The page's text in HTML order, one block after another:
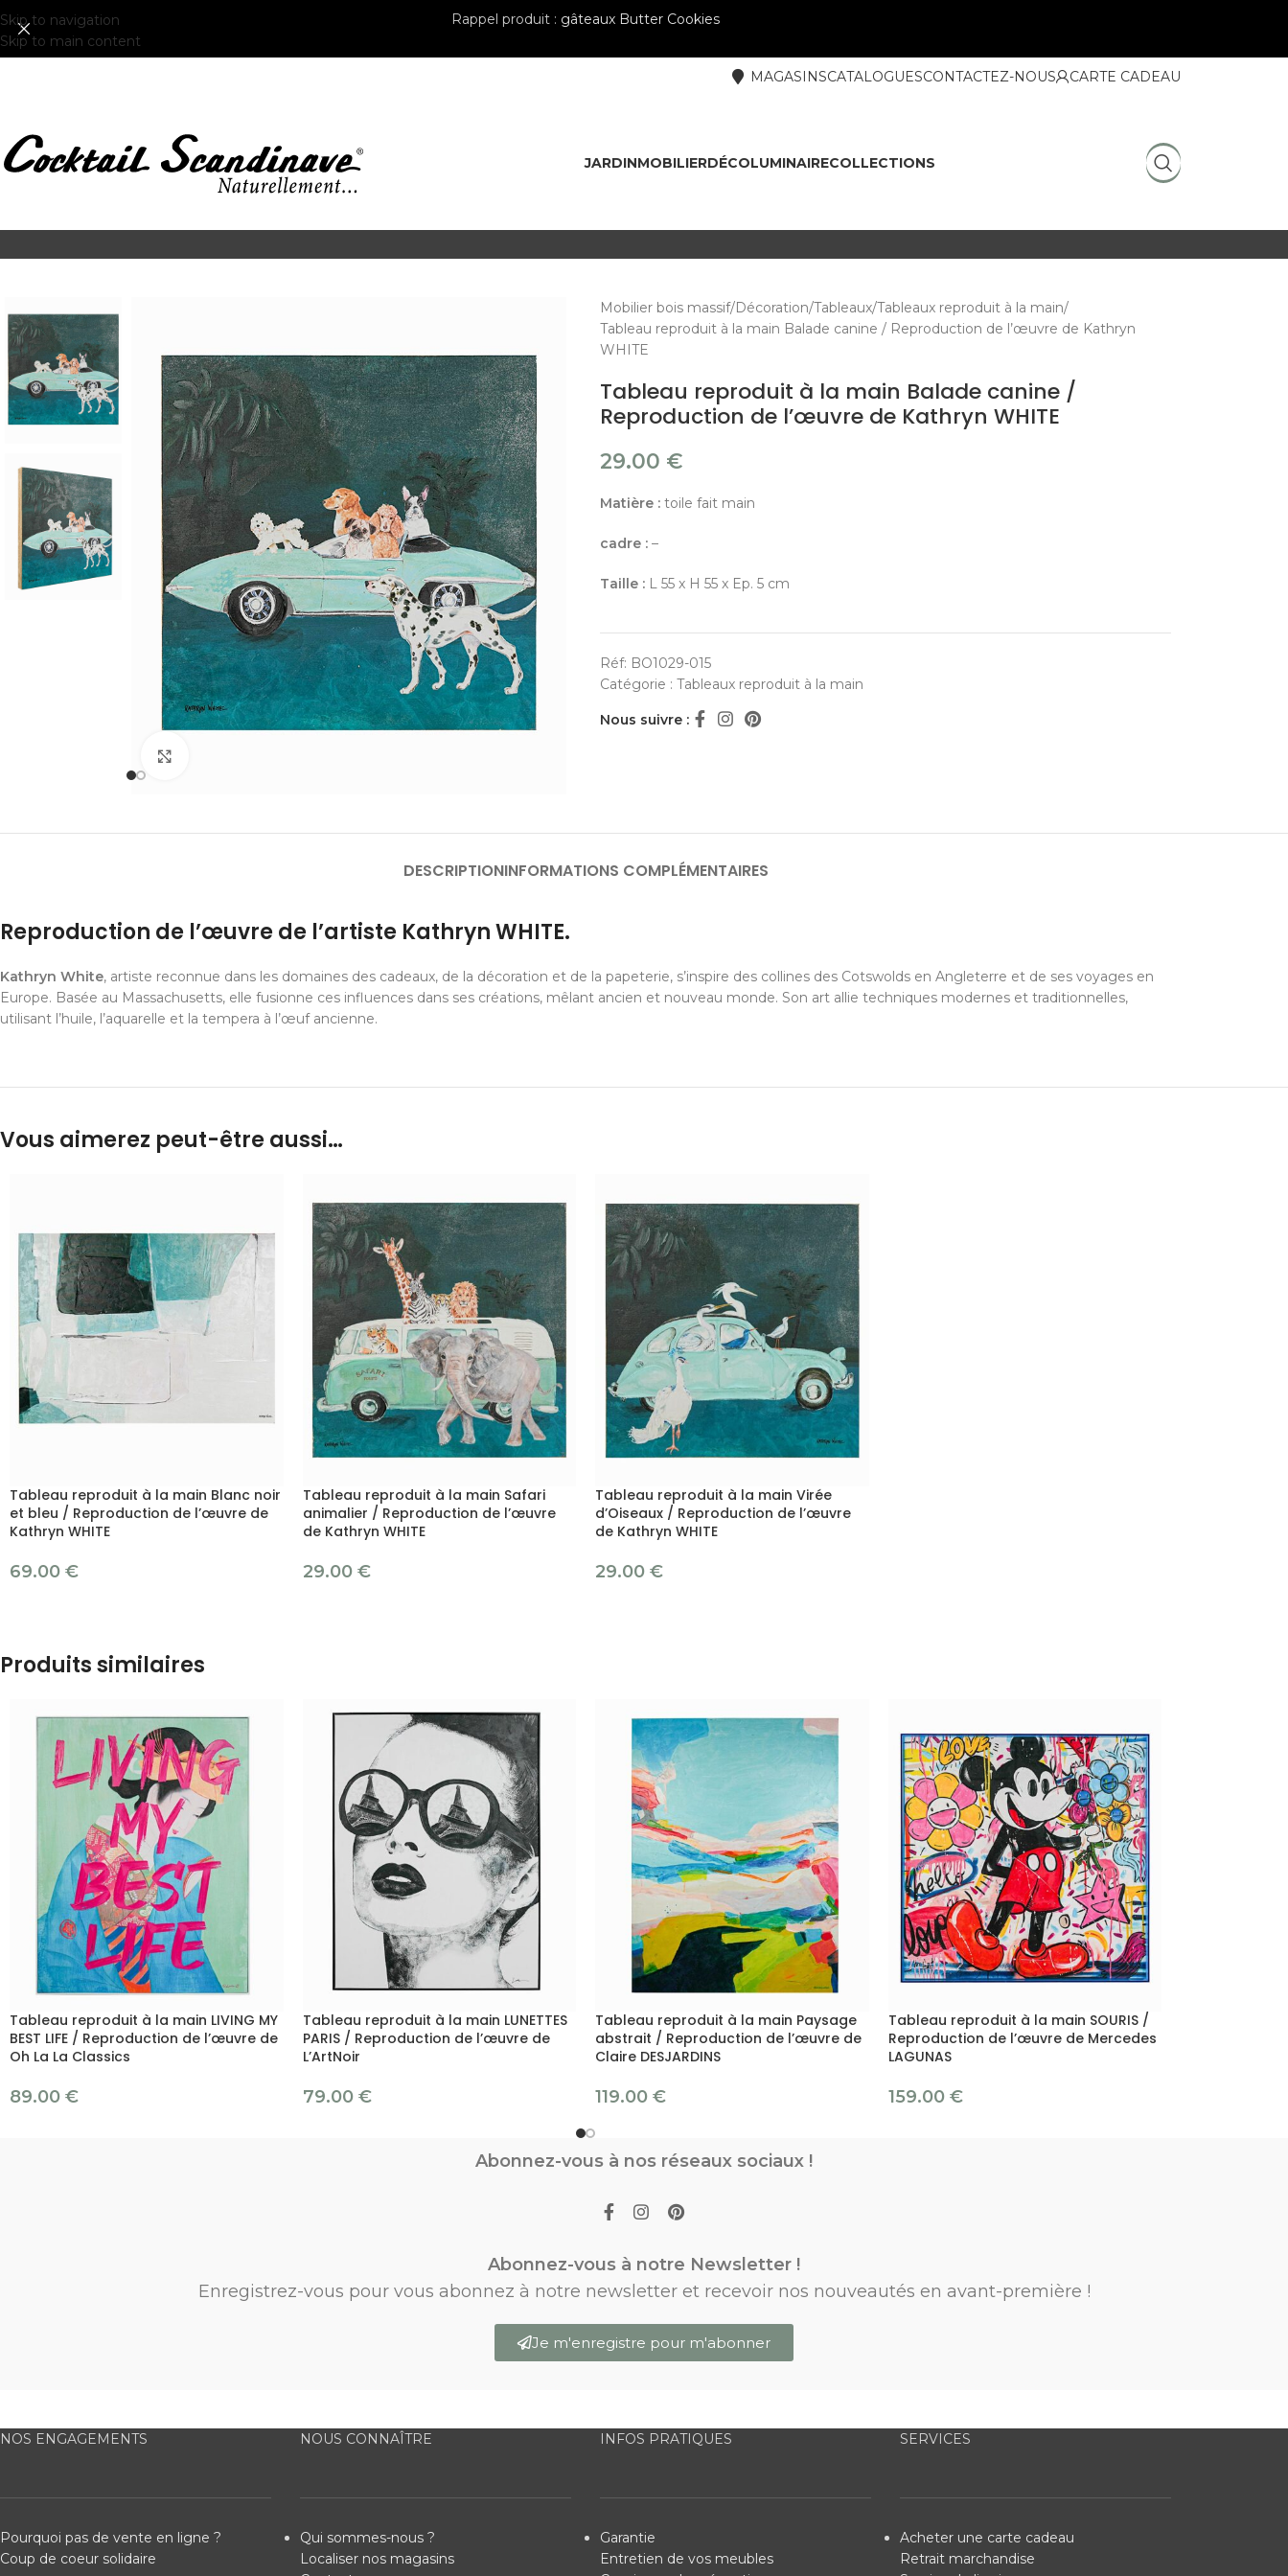
Skip to navigation
Skip to main content
Rappel produit : gâteaux Butter Cookies
MAGASINSCATALOGUESCONTACTEZ-NOUS CARTE CADEAU
JARDINMOBILIERDÉCOLUMINAIRECOLLECTIONS
Mobilier bois massif Décoration Tableaux Tableaux reproduit à la main
Tableau reproduit à la main Balade canine / Reproduction de l’œuvre de Kathryn
WHITE
Tableau reproduit à la main Balade canine /
Reproduction de l’œuvre de Kathryn WHITE
29.00 €
Matière :toile fait main
cadre :–
Taille :L 55 x H 55 x Ep. 5 cm
Réf: BO1029-015
Catégorie : Tableaux reproduit à la main
Nous suivre :
DESCRIPTIONINFORMATIONS COMPLÉMENTAIRES
Reproduction de l’œuvre de l’artiste Kathryn WHITE.
Kathryn White, artiste reconnue dans les domaines des cadeaux, de la décoration et de la papeterie, s’inspire des collines des Cotswolds en Angleterre et de ses voyages en
Europe. Basée au Massachusetts, elle fusionne ces influences dans ses créations, mêlant ancien et nouveau monde. Son art allie techniques modernes et traditionnelles,
utilisant l’huile, l’aquarelle et la tempera à l’œuf ancienne.
Vous aimerez peut-être aussi…
Tableau reproduit à la main Blanc noir
et bleu / Reproduction de l’œuvre de
Kathryn WHITE
69.00 €
Tableau reproduit à la main Safari
animalier / Reproduction de l’œuvre
de Kathryn WHITE
29.00 €
Tableau reproduit à la main Virée
d’Oiseaux / Reproduction de l’œuvre
de Kathryn WHITE
29.00 €
Produits similaires
Tableau reproduit à la main LIVING MY
BEST LIFE / Reproduction de l’œuvre de
Oh La La Classics
89.00 €
Tableau reproduit à la main LUNETTES
PARIS / Reproduction de l’œuvre de
L’ArtNoir
79.00 €
Tableau reproduit à la main Paysage
abstrait / Reproduction de l’œuvre de
Claire DESJARDINS
119.00 €
Tableau reproduit à la main SOURIS /
Reproduction de l’œuvre de Mercedes
LAGUNAS
159.00 €
Abonnez-vous à nos réseaux sociaux !
Abonnez-vous à notre Newsletter !
Enregistrez-vous pour vous abonnez à notre newsletter et recevoir nos nouveautés en avant-première !
Je m'enregistre pour m'abonner
NOS ENGAGEMENTS
Pourquoi pas de vente en ligne ?
Coup de coeur solidaire
NOUS CONNAÎTRE
Qui sommes-nous ?
Localiser nos magasins
INFOS PRATIQUES
Garantie
Entretien de vos meubles
SERVICES
Acheter une carte cadeau
Retrait marchandise